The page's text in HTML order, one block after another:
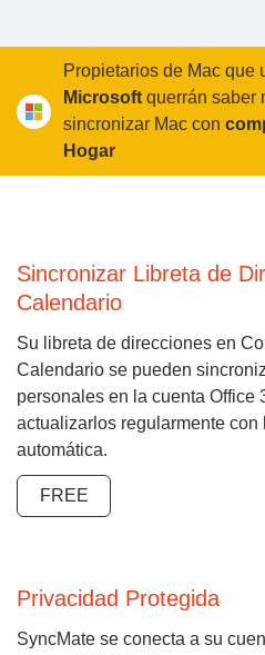
Propietarios de Mac que
Microsoft querrán saber
sincronizar Mac con
Hogar
Sincronizar Libreta de
Calendario
Su libreta de direcciones en
Calendario se pueden
personales en la cuenta Office
actualizarlos regularmente
automática.
FREE
Privacidad Protegida
SyncMate se conecta a su